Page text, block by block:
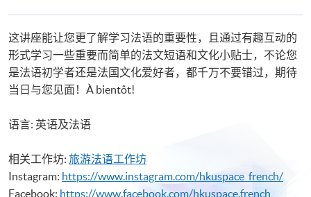
这讲座能让您更了解学习法语的重要性，且通过有趣互动的
形式学习一些重要而简单的法文短语和文化小贴士，不论您
是法语初学者还是法国文化爱好者，都千万不要错过，期待
当日与您见面！À bientôt!
语言: 英语及法语
相关工作坊: 旅游法语工作坊
Instagram: https://www.instagram.com/hkuspace_french/
Facebook: https://www.facebook.com/hkuspace.french